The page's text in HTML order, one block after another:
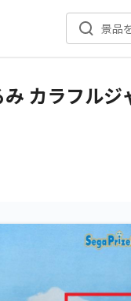
景品
カラフルジ